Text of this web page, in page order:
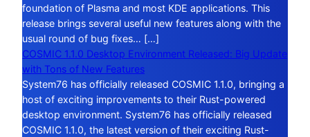
foundation of Plasma and most KDE applications. This
release brings several useful new features along with the
usual round of bug fixes… […]
COSMIC 1.1.0 Desktop Environment Released: Big Update
with Tons of New Features
System76 has officially released COSMIC 1.1.0, bringing a
host of exciting improvements to their Rust-powered
desktop environment. System76 has officially released
COSMIC 1.1.0, the latest version of their exciting Rust-